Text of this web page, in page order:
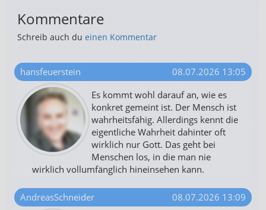
Kommentare
Schreib auch du einen Kommentar
hansfeuerstein
08.07.2026 13:05
Es kommt wohl darauf an, wie es
konkret gemeint ist. Der Mensch ist
wahrheitsfähig. Allerdings kennt die
eigentliche Wahrheit dahinter oft
wirklich nur Gott. Das geht bei
Menschen los, in die man nie
wirklich vollumfänglich hineinsehen kann.
AndreasSchneider
08.07.2026 13:09